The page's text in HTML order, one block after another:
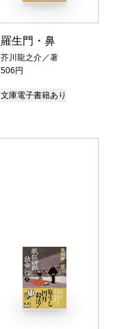
羅生門・鼻
芥川龍之介／著
506円
文庫電子書籍あり